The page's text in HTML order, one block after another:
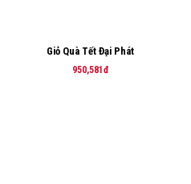
Giỏ Quà Tết Đại Phát
950,581đ